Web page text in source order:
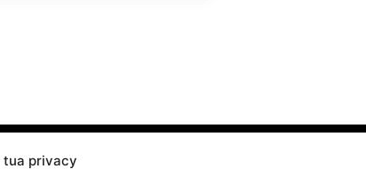
tua privacy